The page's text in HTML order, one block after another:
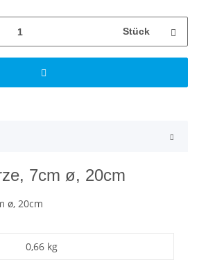
Stück
7cm ø, 20cm
ø, 20cm
0,66 kg